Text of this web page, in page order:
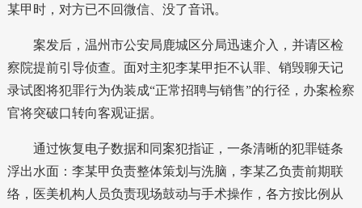
某甲时，对方已不回微信、没了音讯。
案发后，温州市公安局鹿城区分局迅速介入，并请区检
察院提前引导侦查。面对主犯李某甲拒不认罪、销毁聊天记
录试图将犯罪行为伪装成“正常招聘与销售”的行径，办案检察
官将突破口转向客观证据。
通过恢复电子数据和同案犯指证，一条清晰的犯罪链条
浮出水面：李某甲负责整体策划与洗脑，李某乙负责前期联
络，医美机构人员负责现场鼓动与手术操作，各方按比例从